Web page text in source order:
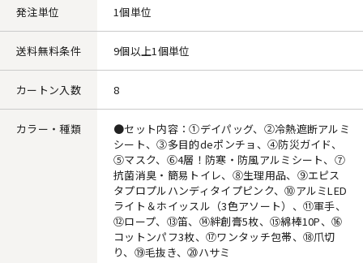
発注単位 1個単位
送料無料条件 9個以上1個単位
カートン入数 8
カラー・種類
●セット内容：①デイパッグ、②冷熱遮断アルミ
シート、③多目的deポンチョ、④防災ガイド、
⑤マスク、⑥4層！防寒・防風アルミシート、⑦
抗菌消臭・簡易トイレ、⑧生理用品、⑨エピス
タプロプルハンディタイプピンク、⑩アルミLED
ライト＆ホイッスル（3色アソート）、⑪軍手、
⑫ロープ、⑬笛、⑭絆創膏5枚、⑮綿棒10P、⑯
コットンパフ3枚、⑰ワンタッチ包帯、⑱爪切
り、⑲毛抜き、⑳ハサミ